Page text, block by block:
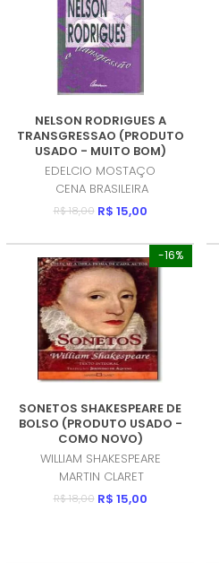
NELSON RODRIGUES A
TRANSGRESSAO (PRODUTO
USADO - MUITO BOM)
EDELCIO MOSTAÇO
CENA BRASILEIRA
R$ 18,00 R$ 15,00
-16%
SONETOS SHAKESPEARE DE
BOLSO (PRODUTO USADO -
COMO NOVO)
WILLIAM SHAKESPEARE
MARTIN CLARET
R$ 18,00 R$ 15,00